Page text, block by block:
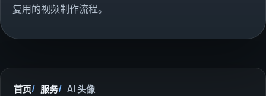
复用的视频制作流程。
首页 服务 AI 头像